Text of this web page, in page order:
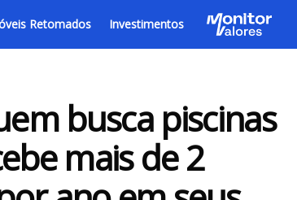
Retomados Investimentos
busca piscinas
mais de 2